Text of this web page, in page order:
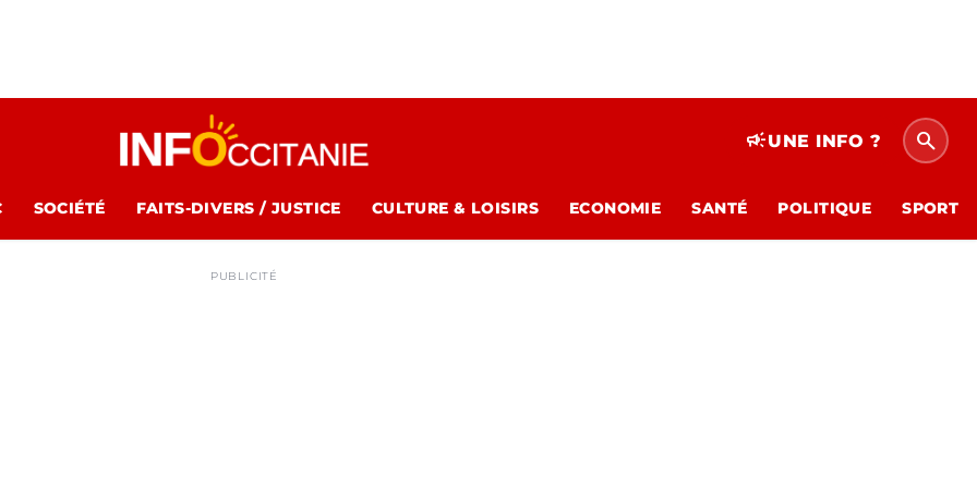
campaignUNE INFO ? search
SOCIÉTÉ FAITS-DIVERS / JUSTICE CULTURE & LOISIRS ECONOMIE SANTÉ POLITIQUE SPORT
PUBLICITÉ